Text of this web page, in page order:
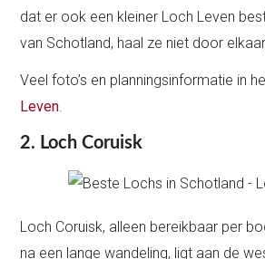
dat er ook een kleiner Loch Leven
van Schotland, haal ze niet door
Veel foto’s en planningsinformatie in
Leven.
2. Loch Coruisk
Loch Coruisk, alleen bereikbaar per
na een lange wandeling, ligt aan de